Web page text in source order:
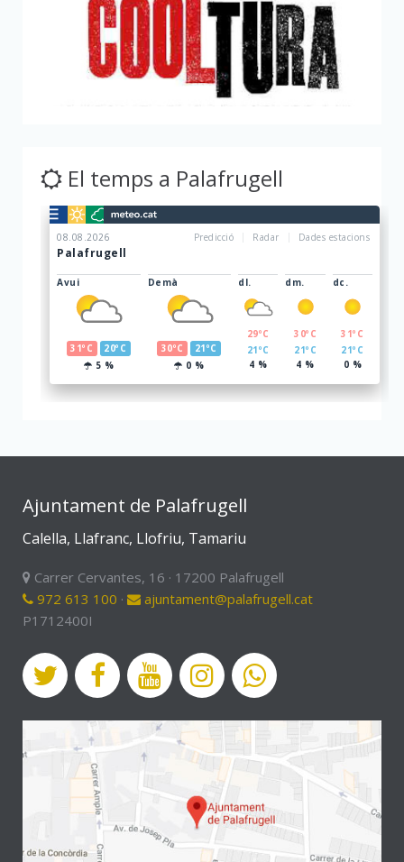
El temps a Palafrugell
Ajuntament de Palafrugell
Calella, Llafranc, Llofriu, Tamariu
Carrer Cervantes, 16 · 17200 Palafrugell
972 613 100 ·
ajuntament@palafrugell.cat
P1712400I